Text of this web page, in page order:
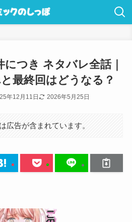
つき ネタバレ全話｜
最終回はどうなる？
年12月11日 2026年5月25日
広告が含まれています。